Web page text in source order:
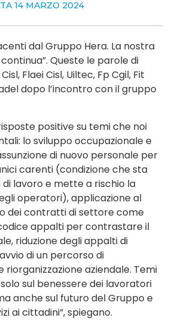
14 MARZO 2024
dal Gruppo Hera. La nostra
Queste le parole di
Flaei Cisl, Uiltec, Fp Cgil, Fit
dopo l’incontro con il gruppo
positive su temi che noi
lo sviluppo occupazionale e
di nuovo personale per
carenti (condizione che sta
lavoro e mette a rischio la
operatori), applicazione al
dei contratti di settore come
appalti per contrastare il
riduzione degli appalti di
di un percorso di
riorganizzazione aziendale. Temi
sul benessere dei lavoratori
anche sul futuro del Gruppo e
ai cittadini”, spiegano.